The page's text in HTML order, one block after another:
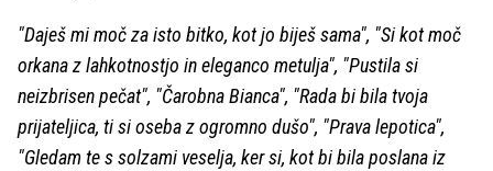
"Daješ mi moč za isto bitko, kot jo biješ sama", "Si kot moč
orkana z lahkotnostjo in eleganco metulja", "Pustila si
neizbrisen pečat", "Čarobna Bianca", "Rada bi bila tvoja
prijateljica, ti si oseba z ogromno dušo", "Prava lepotica",
"Gledam te s solzami veselja, ker si, kot bi bila poslana iz